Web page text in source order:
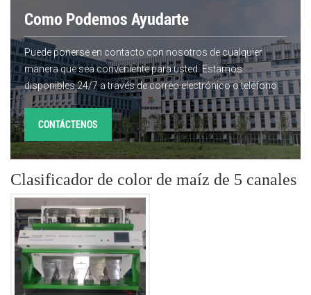
Como Podemos Ayudarte
Puede ponerse en contacto con nosotros de cualquier
manera que sea conveniente para usted. Estamos
disponibles 24/7 a través de correo electrónico o teléfono.
CONTÁCTENOS
Clasificador de color de maíz de 5 canales